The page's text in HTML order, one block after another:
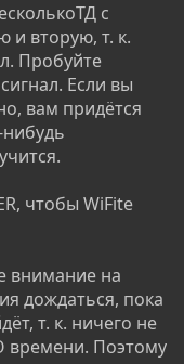
с
и вторую, т. к.
Пробуйте
Если вы
вам придётся
чтобы WiFite
внимание на
дождаться, пока
т. к. ничего не
времени. Поэтому